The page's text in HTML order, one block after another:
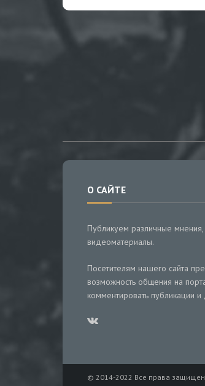
О САЙТЕ
Публикуем различные мнения,
видеоматериалы.
Посетителям нашего сайта
возможность общения на
комментировать публикации и
© 2014-2022 Все права